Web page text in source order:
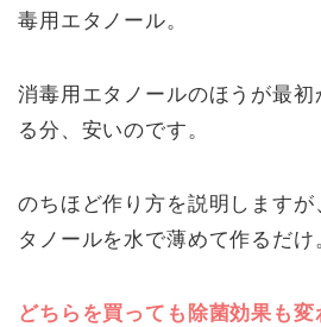
毒用エタノール。
消毒用エタノールのほうが最
る分、安いのです。
のちほど作り方を説明します
タノールを水で薄めて作るだけ
どちらを買っても除菌効果も変